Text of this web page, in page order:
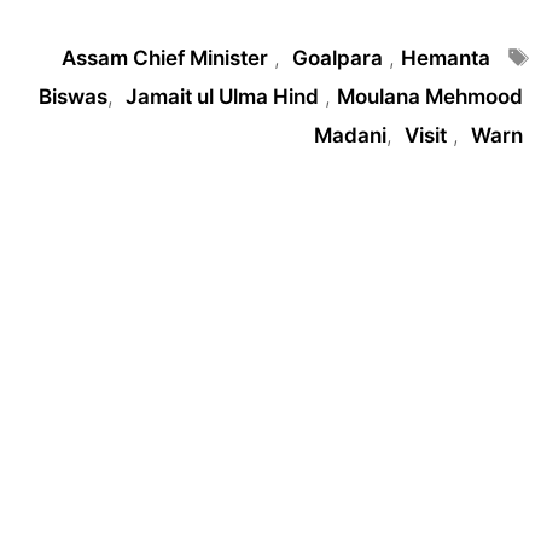
Tags
Assam Chief Minister , Goalpara , Hemanta
Biswas, Jamait ul Ulma Hind , Moulana Mehmood
Madani, Visit , Warn